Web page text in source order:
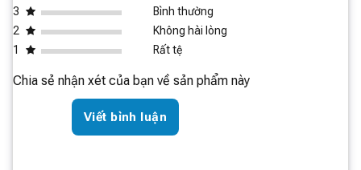
3
Bình thường
2
Không hài lòng
1
Rất tệ
Chia sẻ nhận xét của bạn về sản phẩm này
Viết bình luận